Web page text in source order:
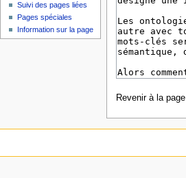
Revenir à la page
Suivi des pages liées
Pages spéciales
Information sur la page